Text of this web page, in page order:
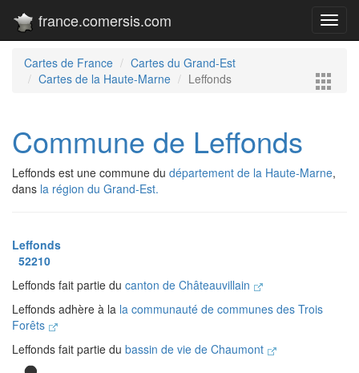
france.comersis.com
Cartes de France
Cartes du Grand-Est
Cartes de la Haute-Marne
Leffonds
Commune de Leffonds
Leffonds est une commune du département de la Haute-Marne,
dans la région du Grand-Est.
Leffonds
52210
Leffonds fait partie du canton de Châteauvillain
Leffonds adhère à la la communauté de communes des Trois
Forêts
Leffonds fait partie du bassin de vie de Chaumont